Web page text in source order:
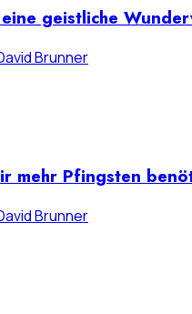
geistliche
Brunner
mehr Pfingsten
Brunner